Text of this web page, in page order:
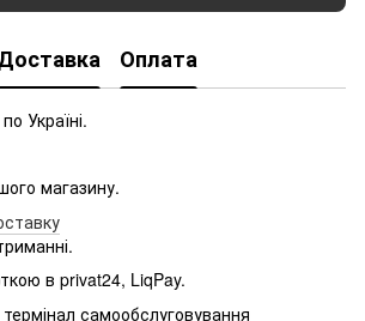
Оплата
Україні.
магазину.
в privat24, LiqPay.
самообслуговування